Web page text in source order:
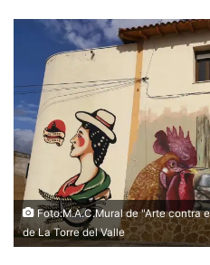
Foto:M.A.C.Mural de "Arte contra
de La Torre del Valle